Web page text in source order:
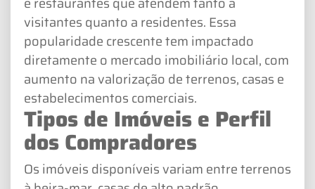
visitantes quanto a residentes. Essa
popularidade crescente tem impactado
diretamente o mercado imobiliário local, com
aumento na valorização de terrenos, casas e
estabelecimentos comerciais.
Tipos de Imóveis e Perfil
dos Compradores
Os imóveis disponíveis variam entre terrenos